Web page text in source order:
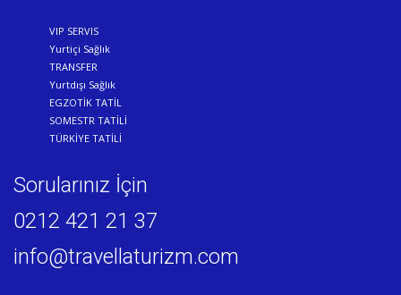
VIP SERVIS
Yurtiçi Sağlık
TRANSFER
Yurtdışı Sağlık
EGZOTİK TATİL
SOMESTR TATİLİ
TÜRKİYE TATİLİ
Sorularınız İçin
0212 421 21 37
info@travellaturizm.com